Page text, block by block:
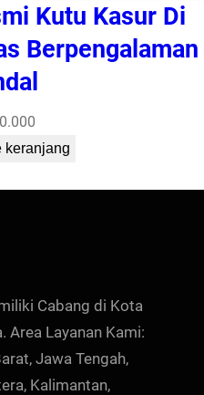
Kutu Kasur Di
Berpengalaman
keranjang
Cabang di Kota
Area Layanan Kami:
Jawa Tengah,
Kalimantan,